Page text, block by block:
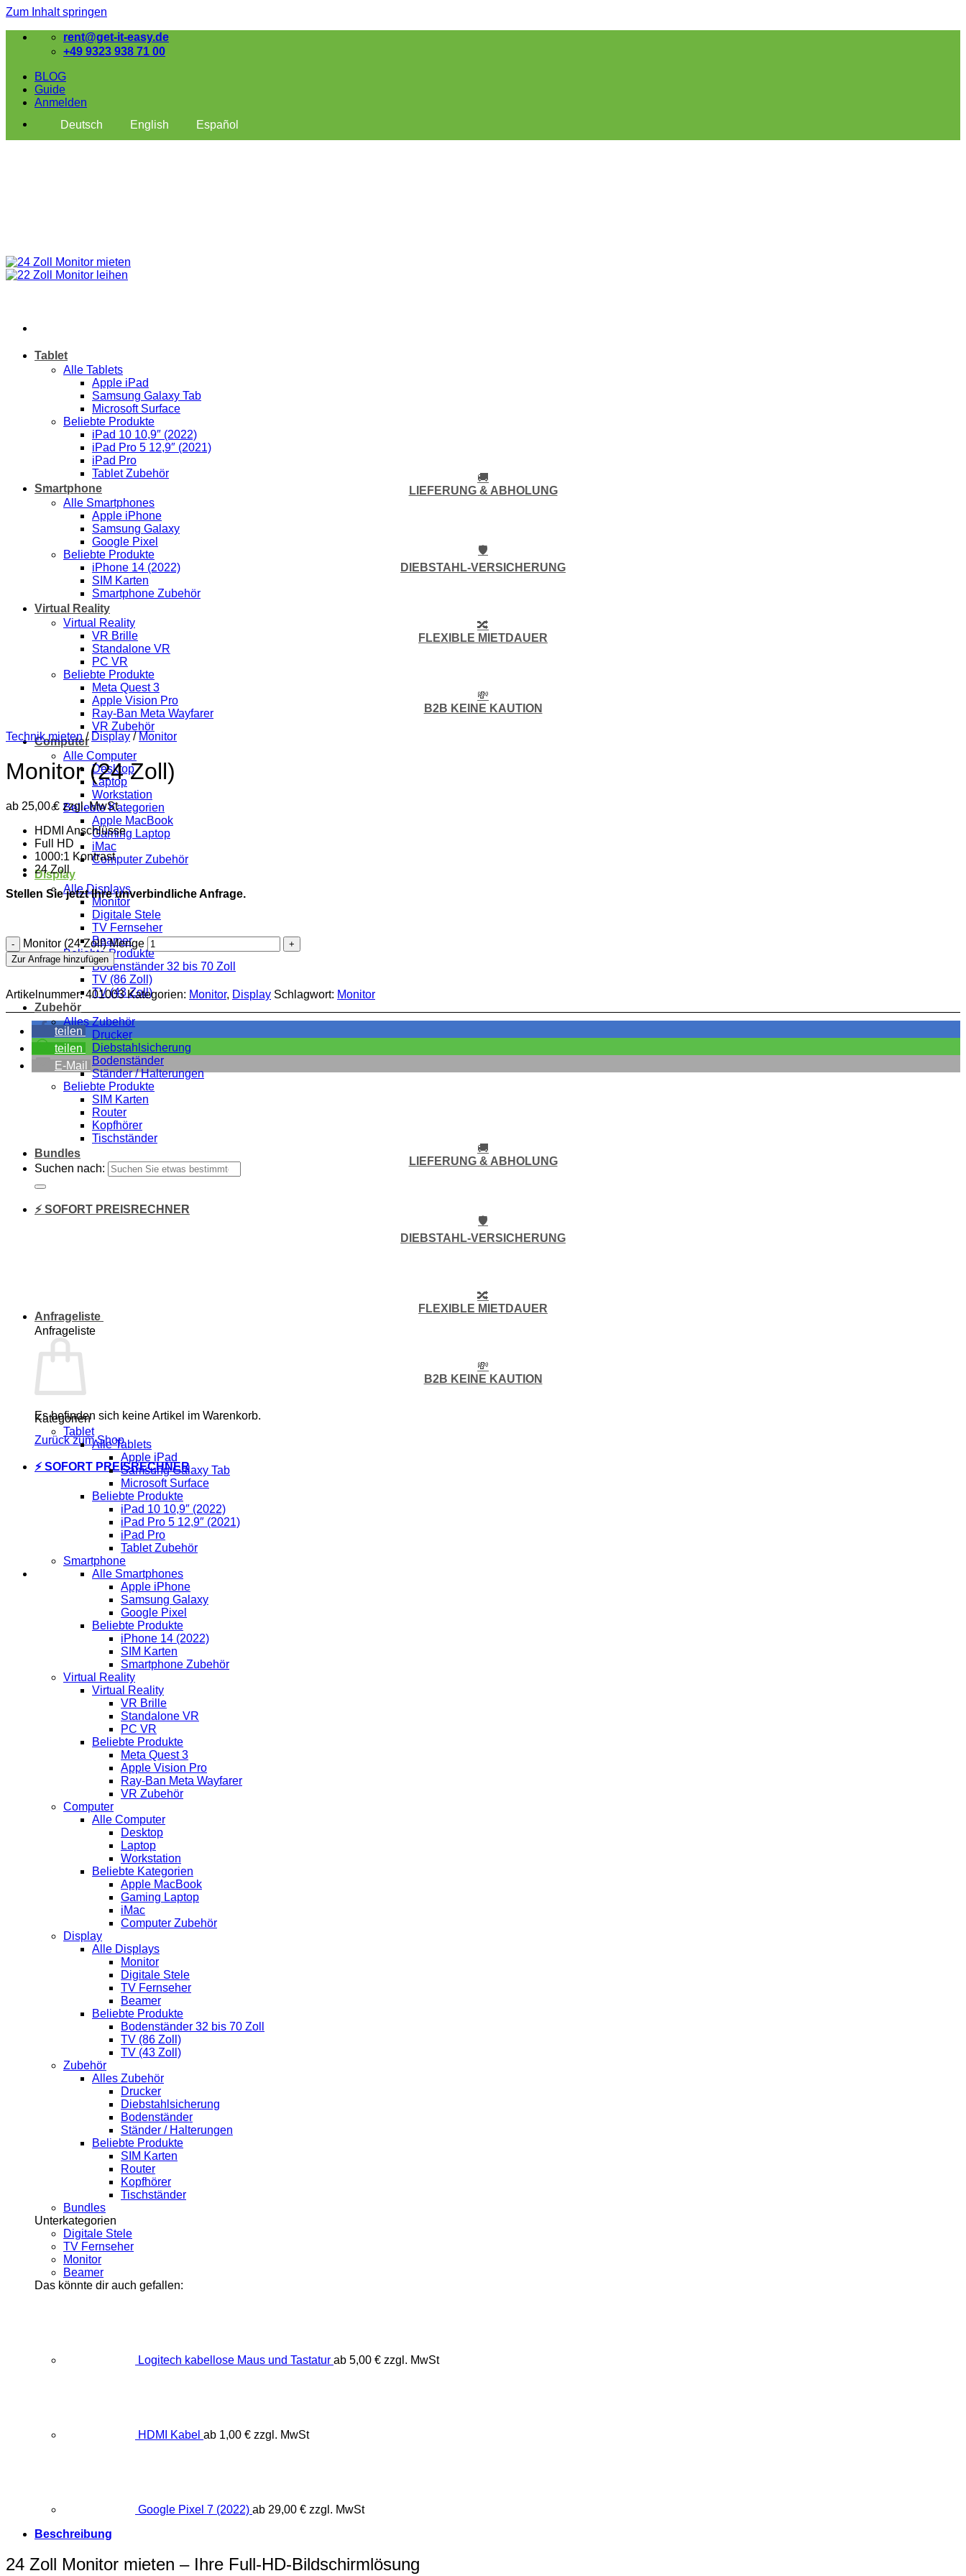
Zum Inhalt springen
rent@get-it-easy.de
+49 9323 938 71 00
BLOG
Guide
Anmelden
Deutsch
English Español
Tablet
Alle Tablets
Apple iPad
Samsung Galaxy Tab
Microsoft Surface
Beliebte Produkte
iPad 10 10,9″ (2022)
iPad Pro 5 12,9″ (2021)
iPad Pro
Tablet Zubehör
Smartphone
Alle Smartphones
Apple iPhone
Samsung Galaxy
Google Pixel
Beliebte Produkte
iPhone 14 (2022)
SIM Karten
Smartphone Zubehör
Virtual Reality
Virtual Reality
VR Brille
Standalone VR
PC VR
Beliebte Produkte
Meta Quest 3
Apple Vision Pro
Ray-Ban Meta Wayfarer
VR Zubehör
Computer
Alle Computer
Desktop
Laptop
Workstation
Beliebte Kategorien
Apple MacBook
Gaming Laptop
iMac
Computer Zubehör
Display
Alle Displays
Monitor
Digitale Stele
TV Fernseher
Beamer
Beliebte Produkte
Bodenständer 32 bis 70 Zoll
TV (86 Zoll)
TV (43 Zoll)
Zubehör
Alles Zubehör
Drucker
Diebstahlsicherung
Bodenständer
Ständer / Halterungen
Beliebte Produkte
SIM Karten
Router
Kopfhörer
Tischständer
Bundles
Suchen nach:
⚡ SOFORT PREISRECHNER
Anfrageliste
Anfrageliste
Es befinden sich keine Artikel im Warenkorb.
Zurück zum Shop
⚡ SOFORT PREISRECHNER
🚚
LIEFERUNG & ABHOLUNG
🛡️
DIEBSTAHL-VERSICHERUNG
🔀
FLEXIBLE MIETDAUER
💸
B2B KEINE KAUTION
Technik mieten / Display / Monitor
Monitor (24 Zoll)
ab 25,00€ zzgl. MwSt
HDMI Anschlüsse
Full HD
1000:1 Kontrast
24 Zoll
Stellen Sie jetzt Ihre unverbindliche Anfrage.
Monitor (24 Zoll) Menge
Zur Anfrage hinzufügen
Artikelnummer:401003 Kategorien: Monitor, Display Schlagwort: Monitor
teilen
teilen
E-Mail
🚚
LIEFERUNG & ABHOLUNG
🛡️
DIEBSTAHL-VERSICHERUNG
🔀
FLEXIBLE MIETDAUER
💸
B2B KEINE KAUTION
Kategorien
Tablet
Alle Tablets
Apple iPad
Samsung Galaxy Tab
Microsoft Surface
Beliebte Produkte
iPad 10 10,9″ (2022)
iPad Pro 5 12,9″ (2021)
iPad Pro
Tablet Zubehör
Smartphone
Alle Smartphones
Apple iPhone
Samsung Galaxy
Google Pixel
Beliebte Produkte
iPhone 14 (2022)
SIM Karten
Smartphone Zubehör
Virtual Reality
Virtual Reality
VR Brille
Standalone VR
PC VR
Beliebte Produkte
Meta Quest 3
Apple Vision Pro
Ray-Ban Meta Wayfarer
VR Zubehör
Computer
Alle Computer
Desktop
Laptop
Workstation
Beliebte Kategorien
Apple MacBook
Gaming Laptop
iMac
Computer Zubehör
Display
Alle Displays
Monitor
Digitale Stele
TV Fernseher
Beamer
Beliebte Produkte
Bodenständer 32 bis 70 Zoll
TV (86 Zoll)
TV (43 Zoll)
Zubehör
Alles Zubehör
Drucker
Diebstahlsicherung
Bodenständer
Ständer / Halterungen
Beliebte Produkte
SIM Karten
Router
Kopfhörer
Tischständer
Bundles
Unterkategorien
Digitale Stele
TV Fernseher
Monitor
Beamer
Das könnte dir auch gefallen:
Logitech kabellose Maus und Tastatur ab 5,00 € zzgl. MwSt
HDMI Kabel ab 1,00 € zzgl. MwSt
Google Pixel 7 (2022) ab 29,00 € zzgl. MwSt
Beschreibung
24 Zoll Monitor mieten – Ihre Full-HD-Bildschirmlösung